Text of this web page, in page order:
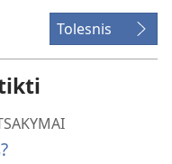
Tolesnis